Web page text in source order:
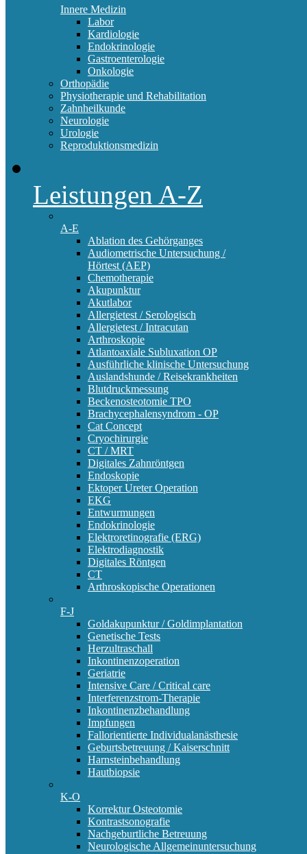
Innere Medizin
Labor
Kardiologie
Endokrinologie
Gastroenterologie
Onkologie
Orthopädie
Physiotherapie und Rehabilitation
Zahnheilkunde
Neurologie
Urologie
Reproduktionsmedizin
Leistungen A-Z
A-E
Ablation des Gehörganges
Audiometrische Untersuchung /
Hörtest (AEP)
Chemotherapie
Akupunktur
Akutlabor
Allergietest / Serologisch
Allergietest / Intracutan
Arthroskopie
Atlantoaxiale Subluxation OP
Ausführliche klinische Untersuchung
Auslandshunde / Reisekrankheiten
Blutdruckmessung
Beckenosteotomie TPO
Brachycephalensyndrom - OP
Cat Concept
Cryochirurgie
CT / MRT
Digitales Zahnröntgen
Endoskopie
Ektoper Ureter Operation
EKG
Entwurmungen
Endokrinologie
Elektroretinografie (ERG)
Elektrodiagnostik
Digitales Röntgen
CT
Arthroskopische Operationen
F-J
Goldakupunktur / Goldimplantation
Genetische Tests
Herzultraschall
Inkontinenzoperation
Geriatrie
Intensive Care / Critical care
Interferenzstrom-Therapie
Inkontinenzbehandlung
Impfungen
Fallorientierte Individualanästhesie
Geburtsbetreuung / Kaiserschnitt
Harnsteinbehandlung
Hautbiopsie
K-O
Korrektur Osteotomie
Kontrastsonografie
Nachgeburtliche Betreuung
Neurologische Allgemeinuntersuchung